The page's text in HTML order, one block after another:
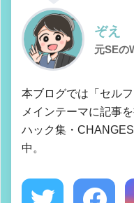
ぞえ
元SEの
本ブログでは「セル
メインテーマに記事
ハック集・
中。